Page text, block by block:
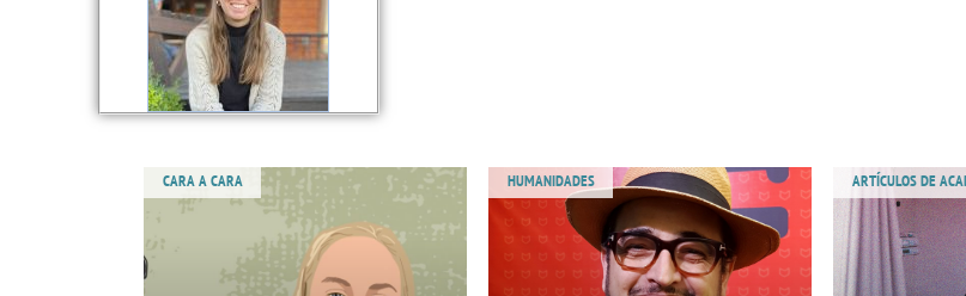
CARA A CARA HUMANIDADES ARTÍCULOS DE